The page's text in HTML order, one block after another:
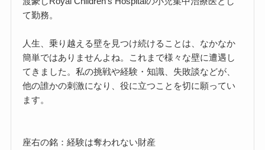
て勤務。
人生、乗り越える壁を見つけ続けることは、なかなか
簡単ではありませんよね。これまで様々な壁に遭遇し
てきました。私の挑戦や経験・知識、失敗談などが、
他の誰かの刺激になり、役に立つことを切に願ってい
ます。
座右の銘：経験は奪われない財産